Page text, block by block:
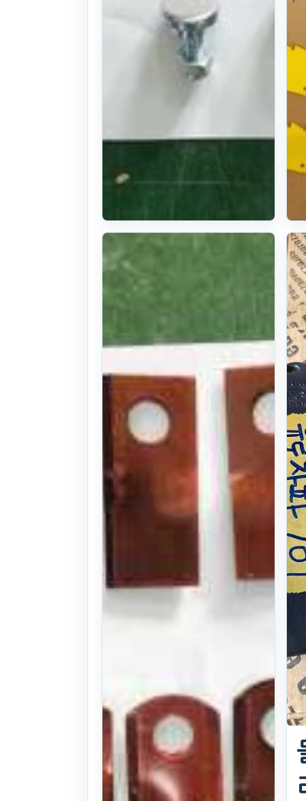
독일산 모우어
날, 유럽산 베
일러칼날 이태
리 챌리용 로
타리날
본체:
26식
. 197일 전
(1213)